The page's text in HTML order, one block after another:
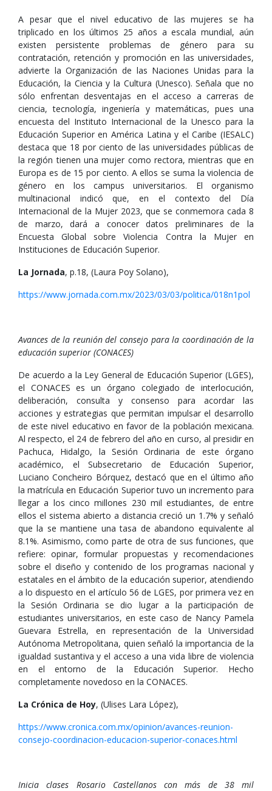
A pesar que el nivel educativo de las mujeres se ha
triplicado en los últimos 25 años a escala mundial, aún
existen persistente problemas de género para su
contratación, retención y promoción en las universidades,
advierte la Organización de las Naciones Unidas para la
Educación, la Ciencia y la Cultura (Unesco). Señala que no
sólo enfrentan desventajas en el acceso a carreras de
ciencia, tecnología, ingeniería y matemáticas, pues una
encuesta del Instituto Internacional de la Unesco para la
Educación Superior en América Latina y el Caribe (IESALC)
destaca que 18 por ciento de las universidades públicas de
la región tienen una mujer como rectora, mientras que en
Europa es de 15 por ciento. A ellos se suma la violencia de
género en los campus universitarios. El organismo
multinacional indicó que, en el contexto del Día
Internacional de la Mujer 2023, que se conmemora cada 8
de marzo, dará a conocer datos preliminares de la
Encuesta Global sobre Violencia Contra la Mujer en
Instituciones de Educación Superior.
La Jornada, p.18, (Laura Poy Solano),
https://www.jornada.com.mx/2023/03/03/politica/018n1pol
Avances de la reunión del consejo para la coordinación de la
educación superior (CONACES)
De acuerdo a la Ley General de Educación Superior (LGES),
el CONACES es un órgano colegiado de interlocución,
deliberación, consulta y consenso para acordar las
acciones y estrategias que permitan impulsar el desarrollo
de este nivel educativo en favor de la población mexicana.
Al respecto, el 24 de febrero del año en curso, al presidir en
Pachuca, Hidalgo, la Sesión Ordinaria de este órgano
académico, el Subsecretario de Educación Superior,
Luciano Concheiro Bórquez, destacó que en el último año
la matrícula en Educación Superior tuvo un incremento para
llegar a los cinco millones 230 mil estudiantes, de entre
ellos el sistema abierto a distancia creció un 1.7% y señaló
que la se mantiene una tasa de abandono equivalente al
8.1%. Asimismo, como parte de otra de sus funciones, que
refiere: opinar, formular propuestas y recomendaciones
sobre el diseño y contenido de los programas nacional y
estatales en el ámbito de la educación superior, atendiendo
a lo dispuesto en el artículo 56 de LGES, por primera vez en
la Sesión Ordinaria se dio lugar a la participación de
estudiantes universitarios, en este caso de Nancy Pamela
Guevara Estrella, en representación de la Universidad
Autónoma Metropolitana, quien señaló la importancia de la
igualdad sustantiva y el acceso a una vida libre de violencia
en el entorno de la Educación Superior. Hecho
completamente novedoso en la CONACES.
La Crónica de Hoy, (Ulises Lara López),
https://www.cronica.com.mx/opinion/avances-reunion-
consejo-coordinacion-educacion-superior-conaces.html
Inicia clases Rosario Castellanos con más de 38 mil